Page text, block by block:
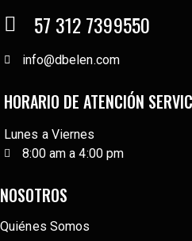
57 312 7399550
info@dbelen.com
HORARIO DE ATENCIÓN
Lunes a Viernes
8:00 am a 4:00 pm
NOSOTROS
Quiénes Somos